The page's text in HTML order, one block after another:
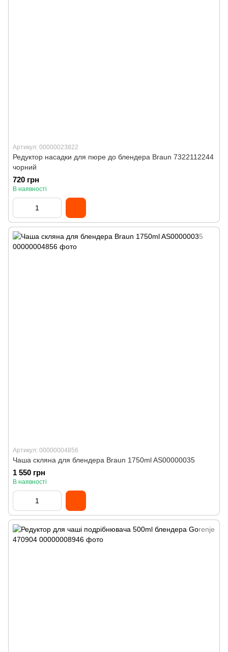
Артикул: 00000023822
Редуктор насадки для пюре до блендера Braun 7322112244
чорний
720 грн
В наявності
Артикул: 00000004856
Чаша скляна для блендера Braun 1750ml AS00000035
1 550 грн
В наявності